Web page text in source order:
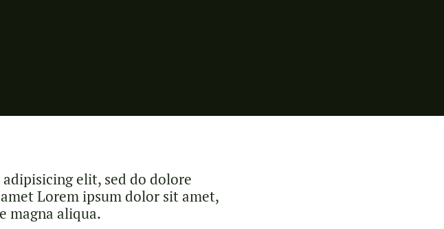
elit, sed do dolore
Lorem ipsum dolor sit amet,
magna aliqua.